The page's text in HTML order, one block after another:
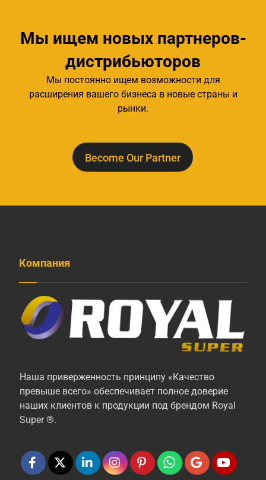
Мы ищем новых партнеров-
дистрибьюторов
Мы постоянно ищем возможности для
расширения вашего бизнеса в новые страны и
рынки.
Become Our Partner
Компания
Наша приверженность принципу «Качество
превыше всего» обеспечивает полное доверие
наших клиентов к продукции под брендом Royal
Super ®.